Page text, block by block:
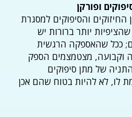
ופורקן
והסיפוקים למסגרת
שהציפיות יותר ברורות יש
ככל שהאספקה הרגשית
וקבועה, מצטמצמים הספק
של מתן סיפוקים
לו, לא להיות בטוח שהם אכן